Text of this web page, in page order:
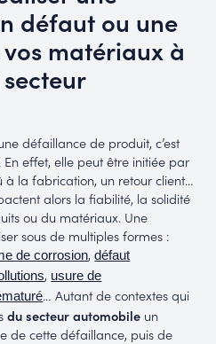
défaut ou une
matériaux à
défaillance de produit, c’est
effet, elle peut être initiée par
à la fabrication, un retour client…
alors la fiabilité, la solidité
ou du matériaux. Une
sous de multiples formes :
de corrosion,défaut
, usure de
… Autant de contextes qui
du secteur automobile un
de cette défaillance, puis de